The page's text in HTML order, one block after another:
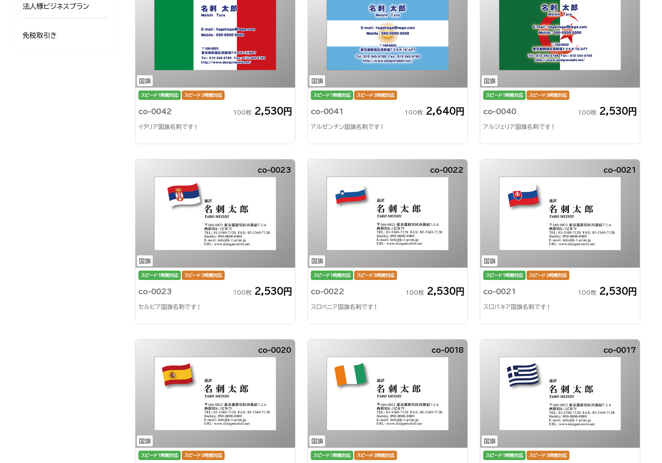
国旗
スピード1時間対応 スピード3時間対応
co-0042 100枚 2,530円
イタリア国旗名刺です！
国旗
スピード1時間対応 スピード3時間対応
co-0041 100枚 2,640円
アルゼンチン国旗名刺です！
国旗
スピード1時間対応 スピード3時間対応
co-0040 100枚 2,530円
アルジェリア国旗名刺です！
国旗
co-0023
スピード1時間対応 スピード3時間対応
co-0023 100枚 2,530円
セルビア国旗名刺です！
国旗
co-0022
スピード1時間対応 スピード3時間対応
co-0022 100枚 2,530円
スロベニア国旗名刺です！
国旗
co-0021
スピード1時間対応 スピード3時間対応
co-0021 100枚 2,530円
スロバキア国旗名刺です！
国旗
co-0020
スピード1時間対応 スピード3時間対応
国旗
co-0018
スピード1時間対応 スピード3時間対応
国旗
co-0017
スピード1時間対応 スピード3時間対応
法人様ビジネスプラン
免税取引き